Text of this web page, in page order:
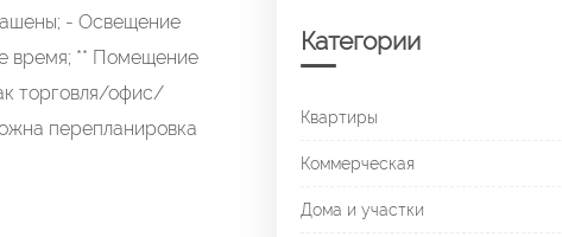
- Освещение
** Помещение
торговля/офис/
перепланировка
Категории
Квартиры
Коммерческая
Дома и участки